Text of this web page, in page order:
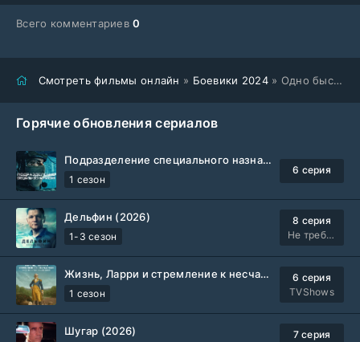
Всего комментариев0
Смотреть фильмы онлайн » Боевики 2024» Одно быстрое движение (2024)
Горячие обновления сериалов
Подразделение специального назначения (2026)
1 сезон
6 серия
Дельфин (2026)
1-3 сезон
8 серия
Не требуется
Жизнь, Ларри и стремление к несчастью: Почти история Америки (2026)
1 сезон
6 серия
TVShows
Шугар (2026)
7 серия